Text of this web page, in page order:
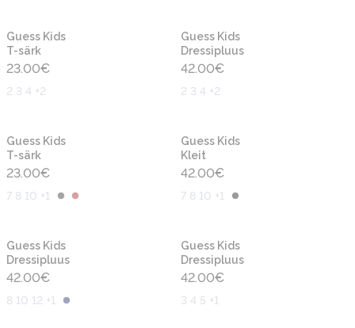
Guess Kids
T-särk
23.00€
2 3 4 +2
Guess Kids
Dressipluus
42.00€
2 3 4 +2
Guess Kids
T-särk
23.00€
7 8 10 +1
Guess Kids
Kleit
42.00€
7 8 10 +1
Guess Kids
Dressipluus
42.00€
8 10 12 +1
Guess Kids
Dressipluus
42.00€
3 4 5 +1